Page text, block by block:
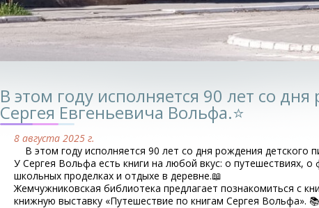
В этом году исполняется 90 лет со
Сергея Евгеньевича Вольфа.⭐
8 августа 2025 г.
В этом году исполняется 90 лет со дня рождения детского
У Сергея Вольфа есть книги на любой вкус: о путешествиях,
школьных проделках и отдыхе в деревне.📖
Жемчужниковская библиотека предлагает познакомиться с
книжную выставку «Путешествие по книгам Сергея Вольфа». 📚